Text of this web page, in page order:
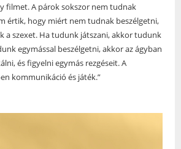
filmet. A párok sokszor nem tudnak
értik, hogy miért nem tudnak beszélgetni,
a szexet. Ha tudunk játszani, akkor tudunk
egymással beszélgetni, akkor az ágyban
és figyelni egymás rezgéseit. A
kommunikáció és játék.”